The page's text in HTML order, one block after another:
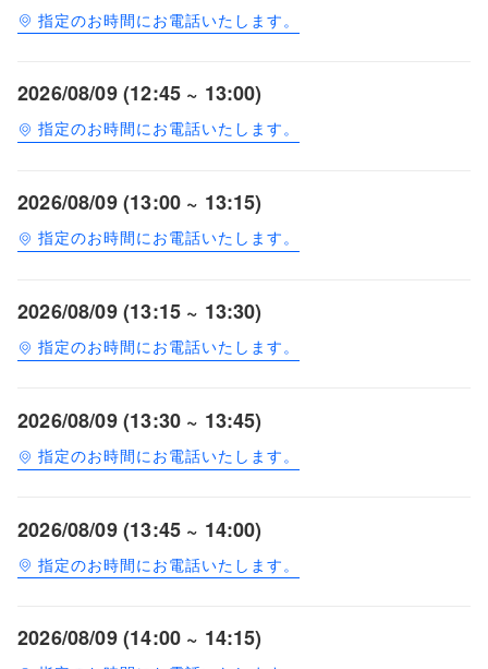
指定のお時間にお電話いたします。
2026/08/09 (12:45 ~ 13:00)
指定のお時間にお電話いたします。
2026/08/09 (13:00 ~ 13:15)
指定のお時間にお電話いたします。
2026/08/09 (13:15 ~ 13:30)
指定のお時間にお電話いたします。
2026/08/09 (13:30 ~ 13:45)
指定のお時間にお電話いたします。
2026/08/09 (13:45 ~ 14:00)
指定のお時間にお電話いたします。
2026/08/09 (14:00 ~ 14:15)